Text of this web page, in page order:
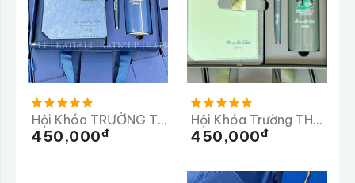
Hội Khóa TRƯỜNG THPT CƯ JÚT
450,000Đ
Hội Khóa Trường THPT Đội Cấn
450,000Đ